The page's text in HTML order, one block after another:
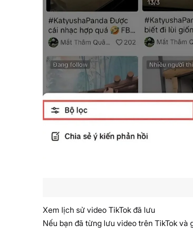
Xem lịch sử video TikTok đã lưu
Nếu bạn đã từng lưu video trên TikTok